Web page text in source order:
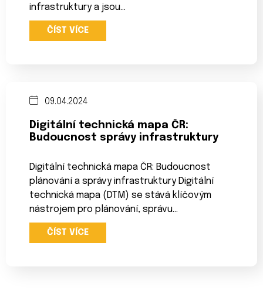
infrastruktury a jsou…
ČÍST VÍCE
09.04.2024
Digitální technická mapa ČR:
Budoucnost správy infrastruktury
Digitální technická mapa ČR: Budoucnost
plánování a správy infrastruktury Digitální
technická mapa (DTM) se stává klíčovým
nástrojem pro plánování, správu…
ČÍST VÍCE